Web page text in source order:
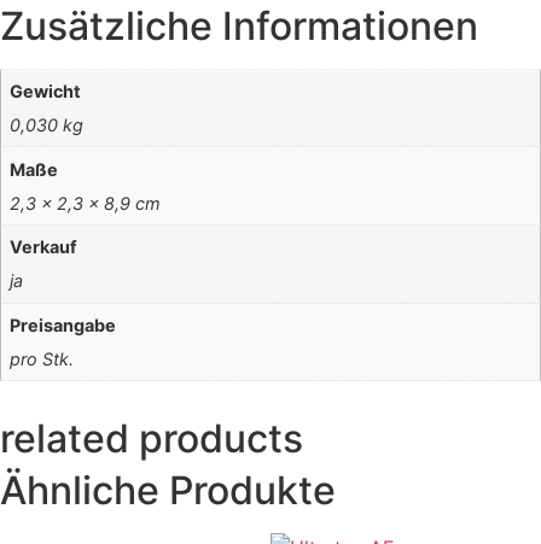
Zusätzliche Informationen
Gewicht
0,030 kg
Maße
2,3 × 2,3 × 8,9 cm
Verkauf
ja
Preisangabe
pro Stk.
related products
Ähnliche Produkte